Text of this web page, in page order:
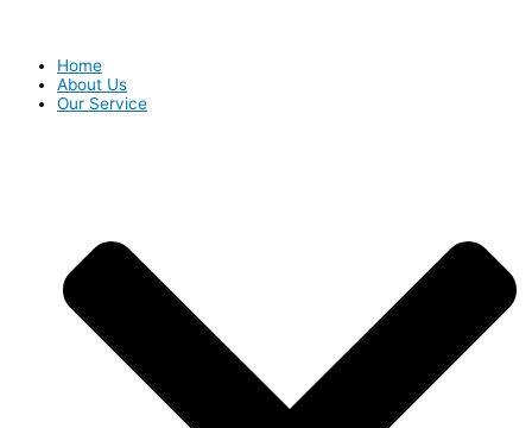
Home
About Us
Our Service